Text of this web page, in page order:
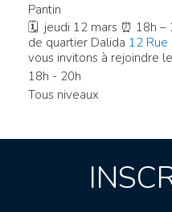
Pantin
🗓 jeudi 12 mars ⏰ 18h –
de quartier Dalida 12 Rue
vous invitons à rejoindre
18h - 20h
Tous niveaux